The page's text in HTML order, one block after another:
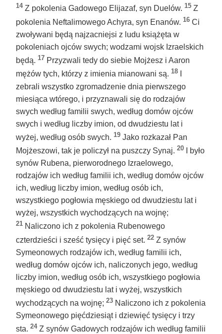
14 Z pokolenia Gadowego Elijazaf, syn Duelów. 15 Z
pokolenia Neftalimowego Achyra, syn Enanów. 16 Ci
zwoływani będą najzacniejsi z ludu książęta w
pokoleniach ojców swych; wodzami wojsk Izraelskich
będą. 17 Przyzwali tedy do siebie Mojżesz i Aaron
mężów tych, którzy z imienia mianowani są. 18
zebrali wszystko zgromadzenie dnia pierwszego
miesiąca wtórego, i przyznawali się do rodzajów
swych według familii swych, według domów ojców
swych i według liczby imion, od dwudziestu lat i
wyżej, według osób swych. 19 Jako rozkazał Pan
Mojżeszowi, tak je policzył na puszczy Synaj. 20
I było
synów Rubena, pierworodnego Izraelowego,
rodzajów ich według familii ich, według domów ojców
ich, według liczby imion, według osób ich,
wszystkiego pogłowia męskiego od dwudziestu lat i
wyżej, wszystkich wychodzących na wojnę;
21 Naliczono ich z pokolenia Rubenowego
czterdzieści i sześć tysięcy i pięć set. 22 Z synów
Symeonowych rodzajów ich, według familii ich,
według domów ojców ich, naliczonych jego, według
liczby imion, według osób ich, wszystkiego pogłowia
męskiego od dwudziestu lat i wyżej, wszystkich
wychodzących na wojnę; 23 Naliczono ich z pokolenia
Symeonowego pięćdziesiąt i dziewięć tysięcy i trzy
sta. 24 Z synów Gadowych rodzajów ich według familii